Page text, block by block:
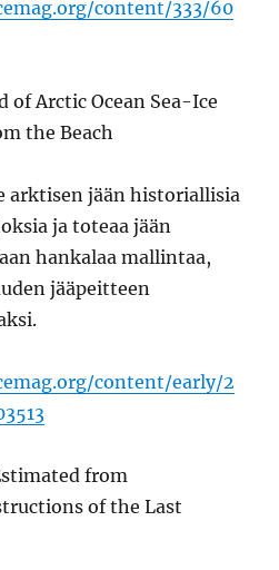
content/333/60
of Arctic Ocean Sea-Ice
the Beach
arktisen jään historiallisia
ja toteaa jään
hankalaa mallintaa,
jääpeitteen
content/early/2
from
of the Last